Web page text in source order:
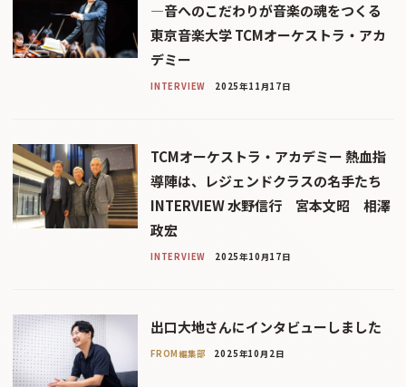
—音へのこだわりが音楽の魂をつくる
東京音楽大学 TCMオーケストラ・アカ
デミー
INTERVIEW 2025年11月17日
TCMオーケストラ・アカデミー 熱血指
導陣は、レジェンドクラスの名手たち
INTERVIEW 水野信行 宮本文昭 相澤
政宏
INTERVIEW 2025年10月17日
出口大地さんにインタビューしました
FROM編集部 2025年10月2日